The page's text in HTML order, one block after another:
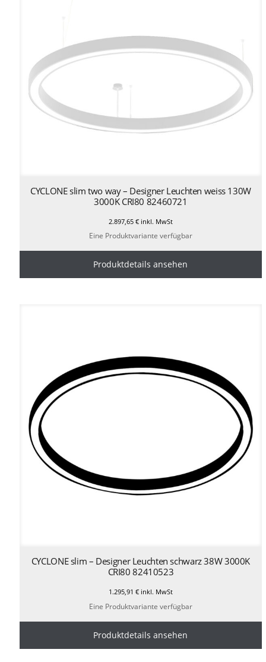
CYCLONE slim two way – Designer Leuchten weiss 130W
3000K CRI80 82460721
2.897,65 €inkl. MwSt
Eine Produktvariante verfügbar
Produktdetails ansehen
CYCLONE slim – Designer Leuchten schwarz 38W 3000K
CRI80 82410523
1.295,91 €inkl. MwSt
Eine Produktvariante verfügbar
Produktdetails ansehen